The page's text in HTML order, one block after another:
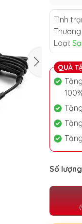
Tình
Thương
Loại:
QUÀ
Số lượng